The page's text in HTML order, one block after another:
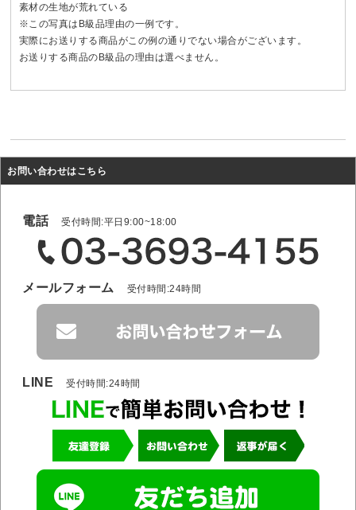
素材の生地が荒れている
※この写真はB級品理由の一例です。
実際にお送りする商品がこの例の通りでない場合がございます。
お送りする商品のB級品の理由は選べません。
お問い合わせはこちら
電話 受付時間:平日9:00~18:00
メールフォーム 受付時間:24時間
LINE 受付時間:24時間